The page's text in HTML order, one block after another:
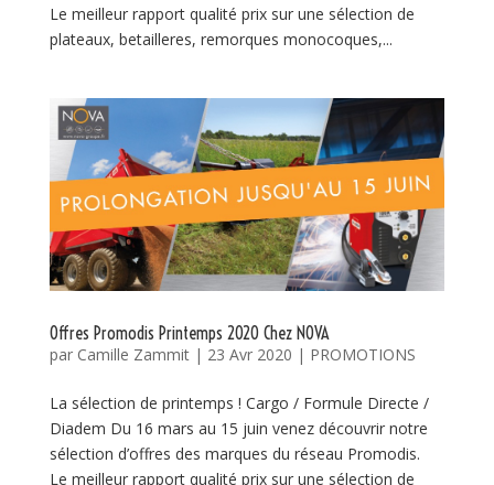
Le meilleur rapport qualité prix sur une sélection de
plateaux, betailleres, remorques monocoques,...
Offres Promodis Printemps 2020 Chez NOVA
par Camille Zammit| 23 Avr 2020 | PROMOTIONS
La sélection de printemps ! Cargo / Formule Directe /
Diadem Du 16 mars au 15 juin venez découvrir notre
sélection d’offres des marques du réseau Promodis.
Le meilleur rapport qualité prix sur une sélection de